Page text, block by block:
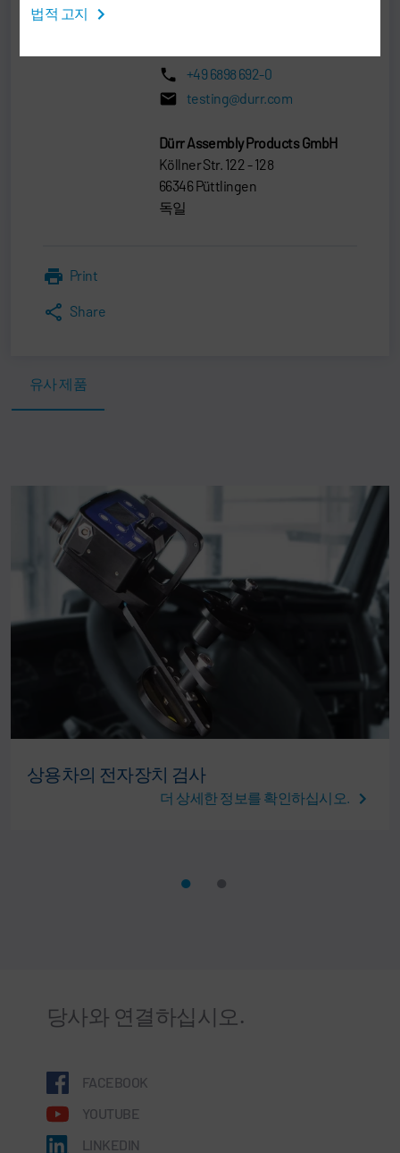
법적 고지
+49 6898 692-0
testing@durr.com
Dürr Assembly Products GmbH
Köllner Str. 122 - 128
66346 Püttlingen
독일
Print
Share
유사 제품
상용차의 전자장치 검사
더 상세한 정보를 확인하십시오.
당사와 연결하십시오.
FACEBOOK
YOUTUBE
LINKEDIN